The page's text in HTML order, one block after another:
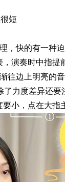
短
快的有一种迫
演奏时中指
往边上明亮的
力度差异还要
小，点在大指